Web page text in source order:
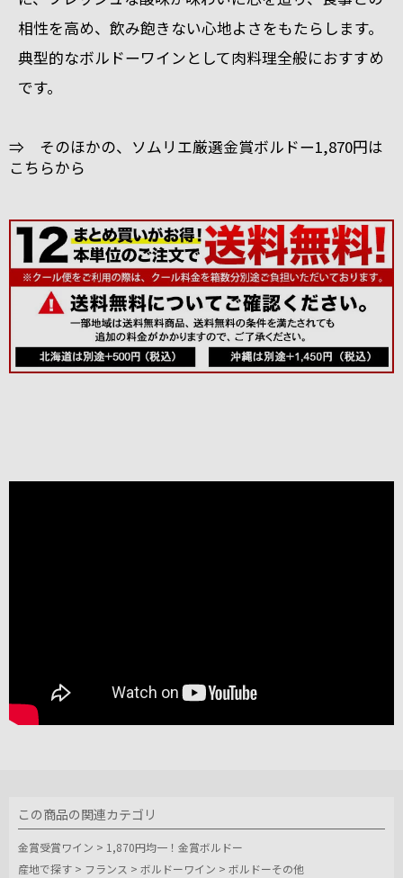
相性を高め、飲み飽きない心地よさをもたらします。
典型的なボルドーワインとして肉料理全般におすすめ
です。
⇒ そのほかの、ソムリエ厳選金賞ボルドー1,870円は
こちらから
この商品の関連カテゴリ
金賞受賞ワイン > 1,870円均一！金賞ボルドー
産地で探す > フランス > ボルドーワイン > ボルドーその他